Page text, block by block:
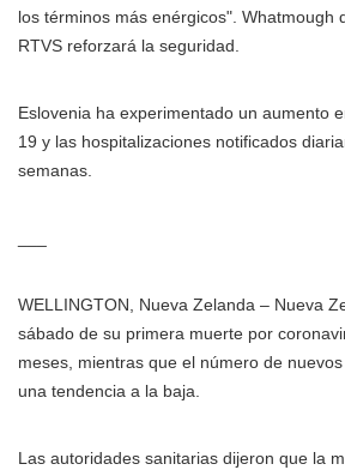
los términos más enérgicos". Whatmough
RTVS reforzará la seguridad.
Eslovenia ha experimentado un aumento
19 y las hospitalizaciones notificados
semanas.
WELLINGTON, Nueva Zelanda – Nueva
sábado de su primera muerte por
meses, mientras que el número de
una tendencia a la baja.
Las autoridades sanitarias dijeron que la